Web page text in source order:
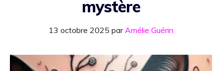
mystère
13 octobre 2025 parAmélie Guérin